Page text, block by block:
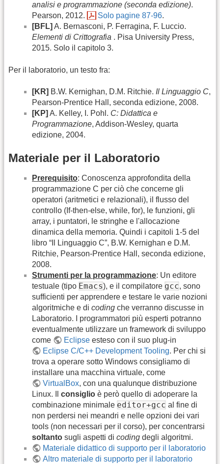
analisi e programmazione (seconda edizione).
Pearson, 2012.
Solo pagine 87-96.
[BFL] A. Bernasconi, P. Ferragina, F. Luccio.
Elementi di Crittografia . Pisa University Press,
2015. Solo il capitolo 3.
Per il laboratorio, un testo fra:
[KR] B.W. Kernighan, D.M. Ritchie. Il Linguaggio C,
Pearson-Prentice Hall, seconda edizione, 2008.
[KP] A. Kelley, I. Pohl. C: Didattica e
Programmazione, Addison-Wesley, quarta
edizione, 2004.
Materiale per il Laboratorio
Prerequisito: Conoscenza approfondita della
programmazione C per ciò che concerne gli
operatori (aritmetici e relazionali), il flusso del
controllo (If-then-else, while, for), le funzioni, gli
array, i puntatori, le stringhe e l'allocazione
dinamica della memoria. Quindi i capitoli 1-5 del
libro “Il Linguaggio C”, B.W. Kernighan e D.M.
Ritchie, Pearson-Prentice Hall, seconda edizione,
2008.
Strumenti per la programmazione: Un editore
testuale (tipo Emacs), e il compilatore gcc, sono
sufficienti per apprendere e testare le varie nozioni
algoritmiche e di coding che verranno discusse in
Laboratorio. I programmatori più esperti potranno
eventualmente utilizzare un framework di sviluppo
come
Eclipse esteso con il suo plug-in
Eclipse C/C++ Development Tooling. Per chi si
trova a operare sotto Windows consigliamo di
installare una macchina virtuale, come
VirtualBox, con una qualunque distribuzione
Linux. Il consiglio è però quello di adoperare la
combinazione minimale editor+gcc al fine di
non perdersi nei meandri e nelle opzioni dei vari
tools (non necessari per il corso), per concentrarsi
soltanto sugli aspetti di coding degli algoritmi.
Materiale didattico di supporto per il laboratorio
Altro materiale di supporto per il laboratorio